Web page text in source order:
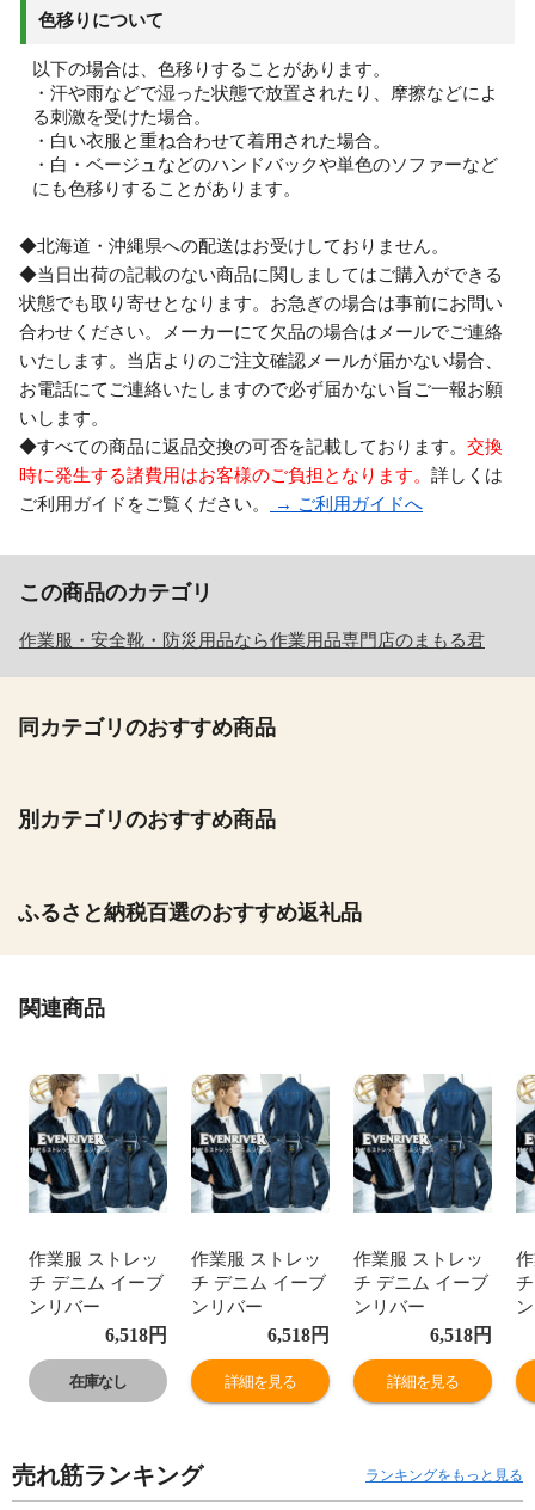
色移りについて
以下の場合は、色移りすることがあります。
・汗や雨などで湿った状態で放置されたり、摩擦などによ
る刺激を受けた場合。
・白い衣服と重ね合わせて着用された場合。
・白・ベージュなどのハンドバックや単色のソファーなど
にも色移りすることがあります。
◆北海道・沖縄県への配送はお受けしておりません。
◆当日出荷の記載のない商品に関しましてはご購入ができる
状態でも取り寄せとなります。お急ぎの場合は事前にお問い
合わせください。メーカーにて欠品の場合はメールでご連絡
いたします。当店よりのご注文確認メールが届かない場合、
お電話にてご連絡いたしますので必ず届かない旨ご一報お願
いします。
◆すべての商品に返品交換の可否を記載しております。 交換
時に発生する諸費用はお客様のご負担となります。 詳しくは
ご利用ガイドをご覧ください。
→ ご利用ガイドへ
この商品のカテゴリ
作業服・安全靴・防災用品なら作業用品専門店のまもる君
同カテゴリのおすすめ商品
別カテゴリのおすすめ商品
ふるさと納税百選のおすすめ返礼品
関連商品
作業服 ストレッ
チ デニム イーブ
ンリバー
EVENRIVER ス
トレッチブラス
ト ブルゾン
USD307 作業着
気 上着 デニム作
業服 デニム作業
6,518円
在庫なし
作業服 ストレッ
チ デニム イーブ
ンリバー
EVENRIVER ス
トレッチブラス
ト ブルゾン
USD307 作業着
気 上着 デニム作
業服 デニム作業
6,518円
詳細を見る
作業服 ストレッ
チ デニム イーブ
ンリバー
EVENRIVER ス
トレッチブラス
ト ブルゾン
USD307 作業着
気 上着 デニム作
業服 デニム作業
6,518円
詳細を見る
売れ筋ランキング ランキングをもっと見る